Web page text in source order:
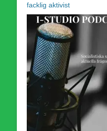
facklig aktivist